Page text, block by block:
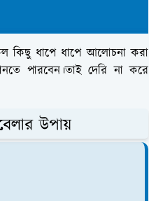
কিছু ধাপে ধাপে আলোচনা করা
পারবেন।তাই দেরি না করে
উপায়